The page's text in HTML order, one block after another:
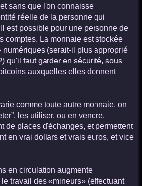
sans que l'on connaisse
réelle de la personne qui
est possible pour une personne de
comptes. La monnaie est stockée
numériques (serait-il plus approprié
qu'il faut garder en sécurité, sous
auxquelles elles donnent
comme toute autre monnaie, on
les utiliser, ou en vendre.
de places d'échanges, et permettent
en vrai dollars et vrais euros, et vice
en circulation augmente
travail des «mineurs» (effectuant